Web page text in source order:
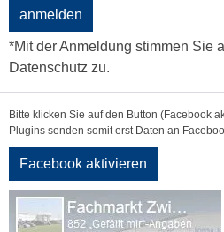
anmelden
*Mit der Anmeldung stimmen Sie
Datenschutz zu.
Bitte klicken Sie auf den Button (Facebook
Plugins senden somit erst Daten an
Facebook aktivieren